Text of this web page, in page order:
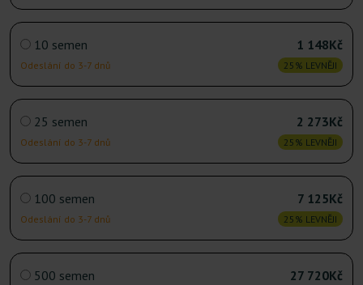
10 semen
Odeslání do 3-7 dnů
1 148Kč
25% LEVNĚJI
25 semen
Odeslání do 3-7 dnů
2 273Kč
25% LEVNĚJI
100 semen
Odeslání do 3-7 dnů
7 125Kč
25% LEVNĚJI
500 semen 27 720Kč